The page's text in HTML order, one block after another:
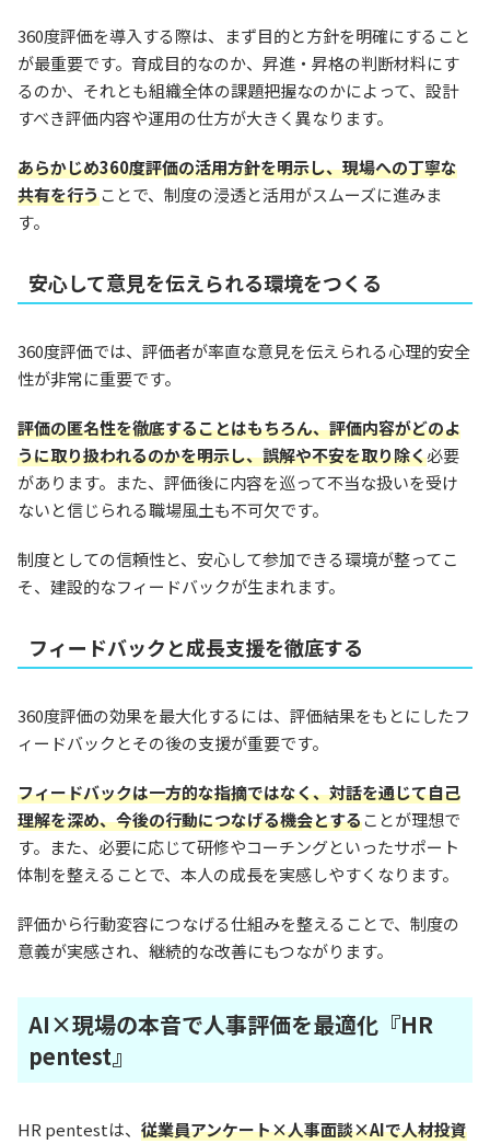
360度評価を導入する際は、まず目的と方針を明確にすること
が最重要です。育成目的なのか、昇進・昇格の判断材料にす
るのか、それとも組織全体の課題把握なのかによって、設計
すべき評価内容や運用の仕方が大きく異なります。
あらかじめ360度評価の活用方針を明示し、現場への丁寧な
共有を行うことで、制度の浸透と活用がスムーズに進みま
す。
安心して意見を伝えられる環境をつくる
360度評価では、評価者が率直な意見を伝えられる心理的安全
性が非常に重要です。
評価の匿名性を徹底することはもちろん、評価内容がどのよ
うに取り扱われるのかを明示し、誤解や不安を取り除く必要
があります。また、評価後に内容を巡って不当な扱いを受け
ないと信じられる職場風土も不可欠です。
制度としての信頼性と、安心して参加できる環境が整ってこ
そ、建設的なフィードバックが生まれます。
フィードバックと成長支援を徹底する
360度評価の効果を最大化するには、評価結果をもとにしたフ
ィードバックとその後の支援が重要です。
フィードバックは一方的な指摘ではなく、対話を通じて自己
理解を深め、今後の行動につなげる機会とすることが理想で
す。また、必要に応じて研修やコーチングといったサポート
体制を整えることで、本人の成長を実感しやすくなります。
評価から行動変容につなげる仕組みを整えることで、制度の
意義が実感され、継続的な改善にもつながります。
AI×現場の本音で人事評価を最適化『HR
pentest』
HR pentestは、 従業員アンケート×人事面談×AIで人材投資